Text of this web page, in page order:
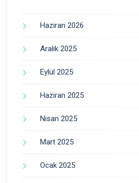
Haziran 2026
Aralık 2025
Eylül 2025
Haziran 2025
Nisan 2025
Mart 2025
Ocak 2025